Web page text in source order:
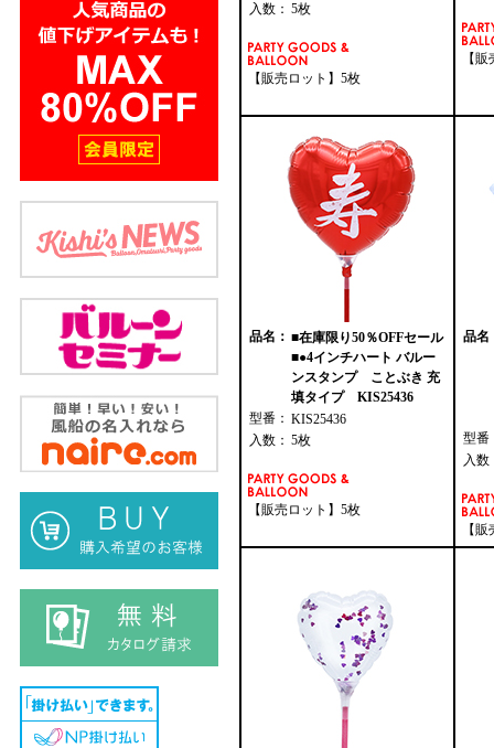
入数： 5枚
【販売ロット】5枚
【
品名： ■在庫限り50％OFFセール
■●4インチハート バルー
ンスタンプ ことぶき 充
填タイプ KIS25436
型番： KIS25436
入数： 5枚
【販売ロット】5枚
品名
型番
入数
【